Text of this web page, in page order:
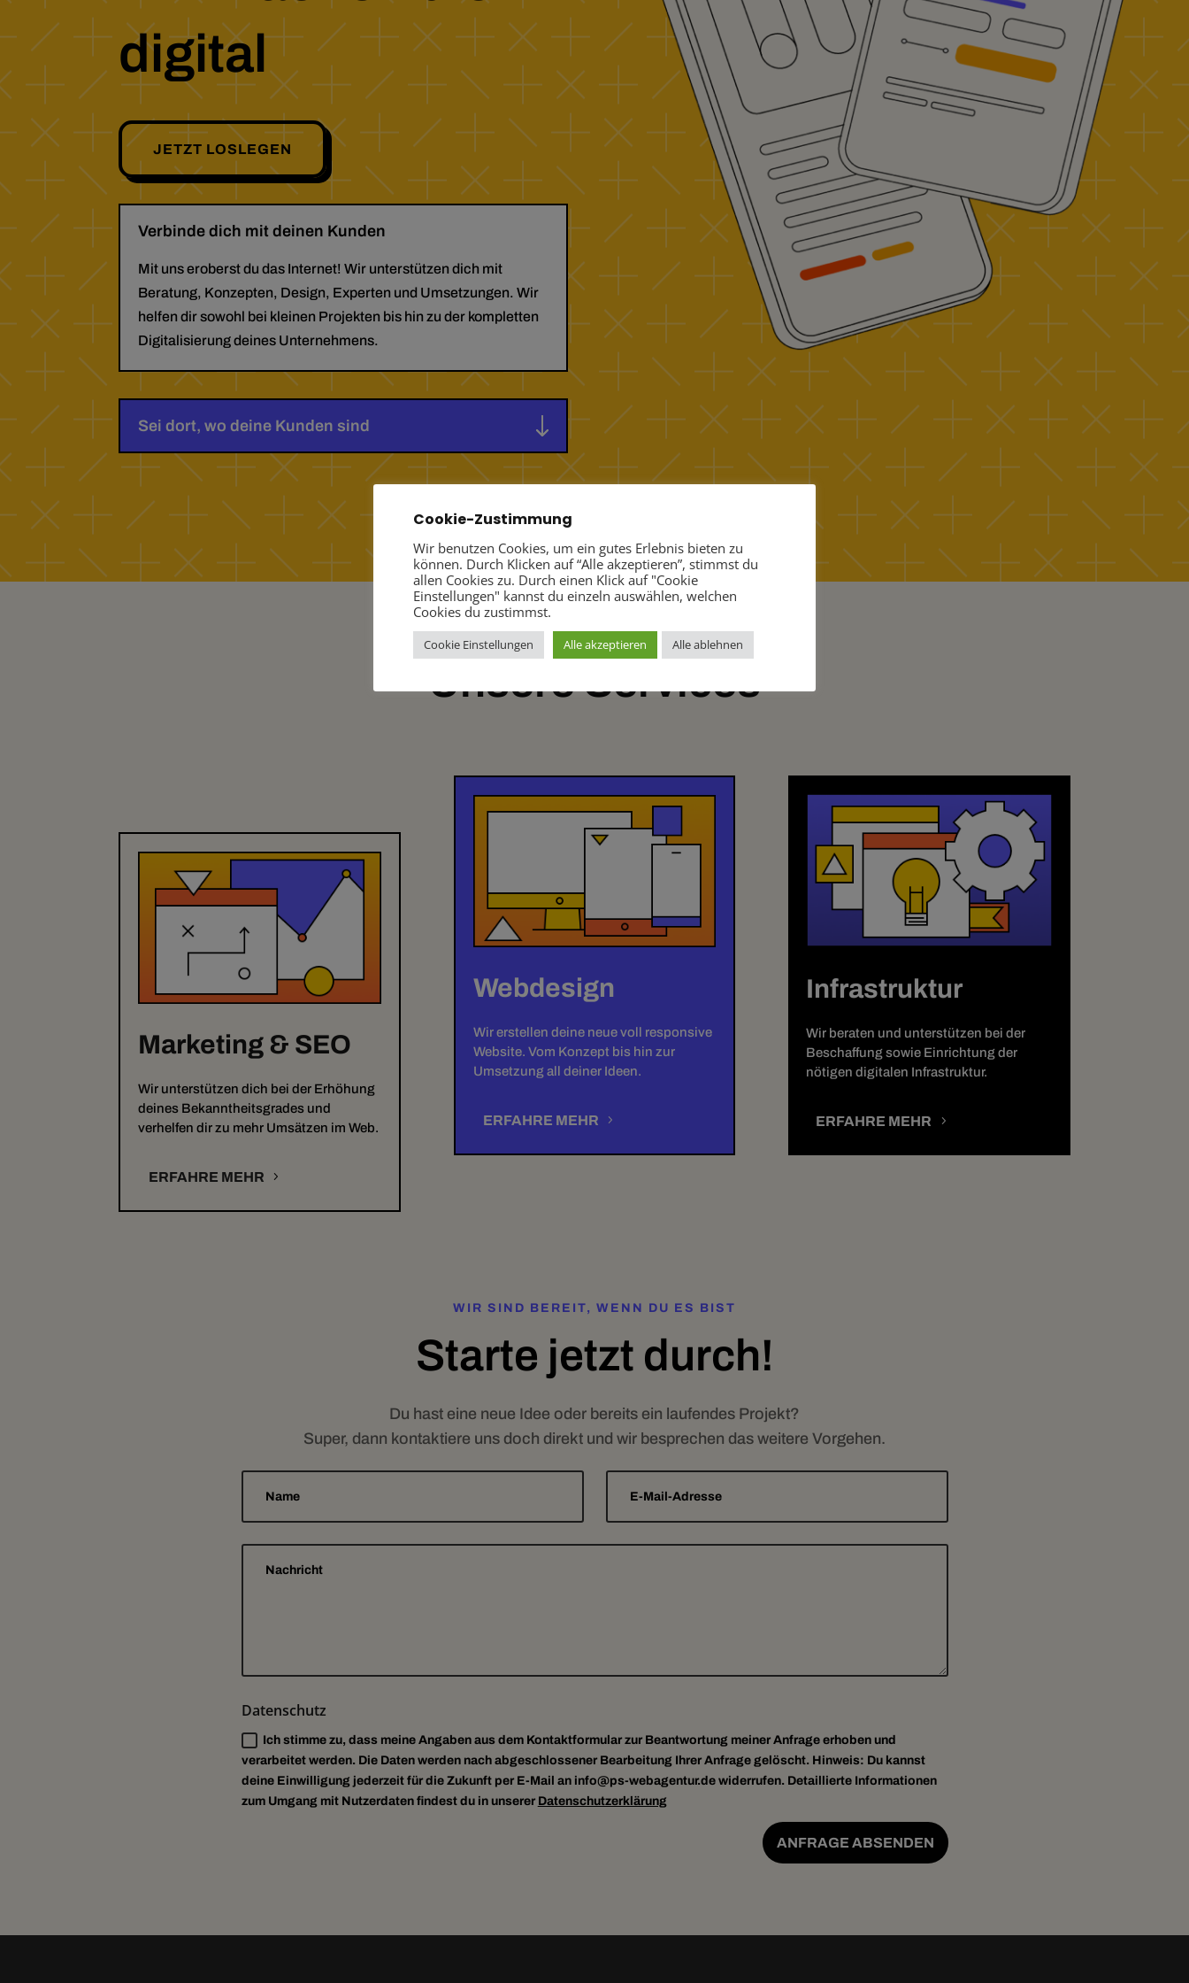
digital
JETZT LOSLEGEN
Verbinde dich mit deinen Kunden
Mit uns eroberst du das Internet! Wir unterstützen dich mit
Beratung, Konzepten, Design, Experten und Umsetzungen. Wir
helfen dir sowohl bei kleinen Projekten bis hin zu der kompletten
Digitalisierung deines Unternehmens.
Sei dort, wo deine Kunden sind
Unsere Services
Marketing & SEO
Wir unterstützen dich bei der Erhöhung
deines Bekanntheitsgrades und
verhelfen dir zu mehr Umsätzen im Web.
ERFAHRE MEHR
Webdesign
Wir erstellen deine neue voll responsive
Website. Vom Konzept bis hin zur
Umsetzung all deiner Ideen.
ERFAHRE MEHR
Infrastruktur
Wir beraten und unterstützen bei der
Beschaffung sowie Einrichtung der
nötigen digitalen Infrastruktur.
ERFAHRE MEHR
WIR SIND BEREIT, WENN DU ES BIST
Starte jetzt durch!
Du hast eine neue Idee oder bereits ein laufendes Projekt?
Super, dann kontaktiere uns doch direkt und wir besprechen das weitere Vorgehen.
Datenschutz
Ich stimme zu, dass meine Angaben aus dem Kontaktformular zur Beantwortung meiner Anfrage erhoben und
verarbeitet werden. Die Daten werden nach abgeschlossener Bearbeitung Ihrer Anfrage gelöscht. Hinweis: Du kannst
deine Einwilligung jederzeit für die Zukunft per E-Mail an info@ps-webagentur.de widerrufen. Detaillierte Informationen
zum Umgang mit Nutzerdaten findest du in unserer Datenschutzerklärung
ANFRAGE ABSENDEN
Cookie-Zustimmung
Wir benutzen Cookies, um ein gutes Erlebnis bieten zu
können. Durch Klicken auf “Alle akzeptieren”, stimmst du
allen Cookies zu. Durch einen Klick auf "Cookie
Einstellungen" kannst du einzeln auswählen, welchen
Cookies du zustimmst.
Cookie Einstellungen Alle akzeptieren Alle ablehnen